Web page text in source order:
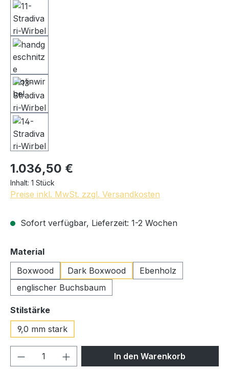
1.036,50 €
Inhalt: 1 Stück
Preise inkl. MwSt. zzgl. Versandkosten
Sofort verfügbar, Lieferzeit: 1-2 Wochen
Materialauswählen
Boxwood
Dark Boxwood
Ebenholz
englischer Buchsbaum
Stilstärkeauswählen
9,0 mm stark
Produkt Anzahl: Gib denIn den Warenkorb